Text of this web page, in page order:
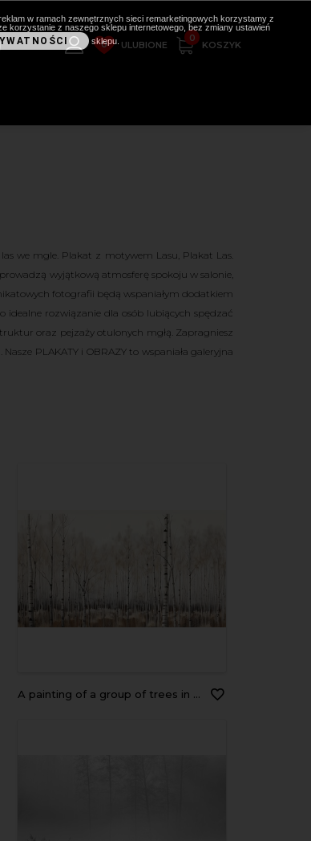
0 ULUBIONE
0
KOSZYK
we mgle. Plakat z motywem Lasu, Plakat Las.
wyjątkową atmosferę spokoju w salonie,
fotografii będą wspaniałym dodatkiem
rozwiązanie dla osób lubiących spędzać
oraz pejzaży otulonych mgłą. Zapragniesz
PLAKATY i OBRAZY to wspaniała galeryjna
a painting of a group of trees in a forest with no leaves. generative ai
w ramach zewnętrznych sieci remarketingowych korzystamy z
korzystanie z naszego sklepu internetowego, bez zmiany ustawień
sklepu.